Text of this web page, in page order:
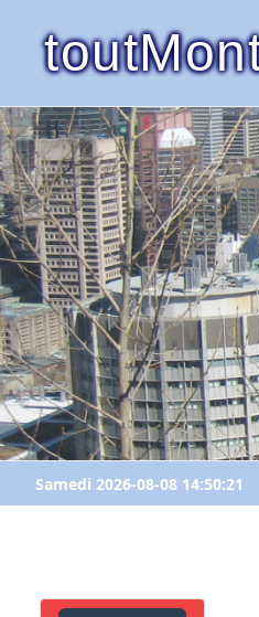
Samedi 2026-08-08 14:50:21